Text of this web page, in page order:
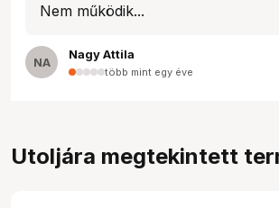
Nem működik...
NA
Nagy Attila
több mint egy éve
Utoljára megtekintett